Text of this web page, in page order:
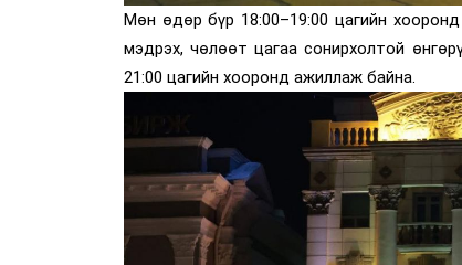
Мөн өдөр бүр 18:00–19:00 цагийн
мэдрэх, чөлөөт цагаа сонирхолтой
21:00 цагийн хооронд ажиллаж байна.